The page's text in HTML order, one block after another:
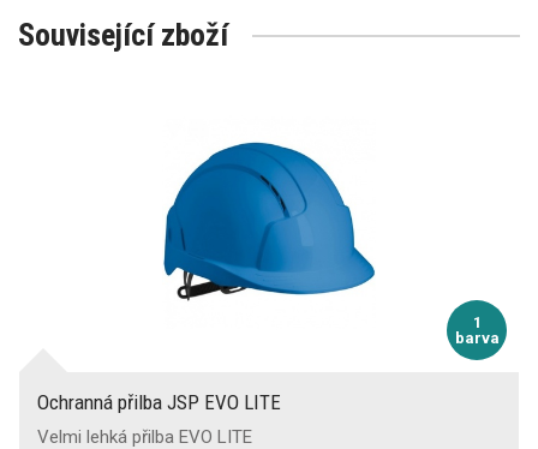
Související zboží
1
barva
Ochranná přilba JSP EVO LITE
Velmi lehká přilba EVO LITE